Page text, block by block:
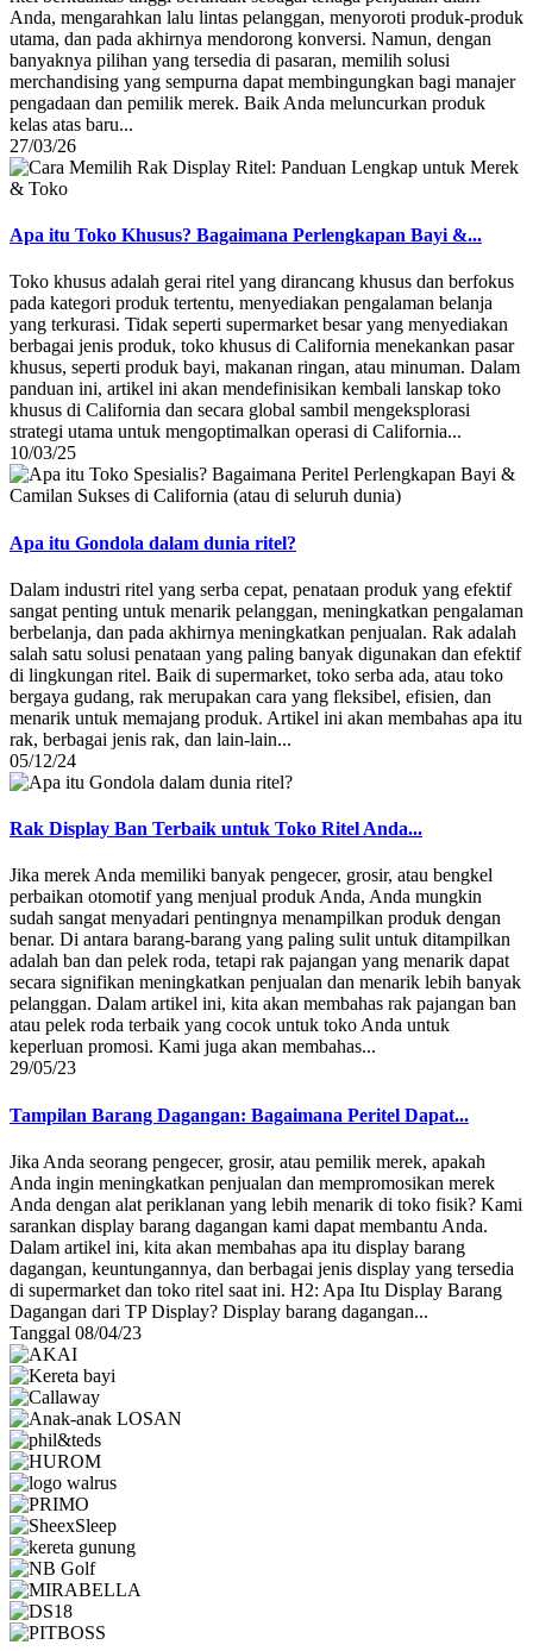
Anda, mengarahkan lalu lintas pelanggan, menyoroti produk-produk
utama, dan pada akhirnya mendorong konversi. Namun, dengan
banyaknya pilihan yang tersedia di pasaran, memilih solusi
merchandising yang sempurna dapat membingungkan bagi manajer
pengadaan dan pemilik merek. Baik Anda meluncurkan produk
kelas atas baru...
27/03/26
Apa itu Toko Khusus? Bagaimana Perlengkapan Bayi &...
Toko khusus adalah gerai ritel yang dirancang khusus dan berfokus
pada kategori produk tertentu, menyediakan pengalaman belanja
yang terkurasi. Tidak seperti supermarket besar yang menyediakan
berbagai jenis produk, toko khusus di California menekankan pasar
khusus, seperti produk bayi, makanan ringan, atau minuman. Dalam
panduan ini, artikel ini akan mendefinisikan kembali lanskap toko
khusus di California dan secara global sambil mengeksplorasi
strategi utama untuk mengoptimalkan operasi di California...
10/03/25
Apa itu Gondola dalam dunia ritel?
Dalam industri ritel yang serba cepat, penataan produk yang efektif
sangat penting untuk menarik pelanggan, meningkatkan pengalaman
berbelanja, dan pada akhirnya meningkatkan penjualan. Rak adalah
salah satu solusi penataan yang paling banyak digunakan dan efektif
di lingkungan ritel. Baik di supermarket, toko serba ada, atau toko
bergaya gudang, rak merupakan cara yang fleksibel, efisien, dan
menarik untuk memajang produk. Artikel ini akan membahas apa itu
rak, berbagai jenis rak, dan lain-lain...
05/12/24
Rak Display Ban Terbaik untuk Toko Ritel Anda...
Jika merek Anda memiliki banyak pengecer, grosir, atau bengkel
perbaikan otomotif yang menjual produk Anda, Anda mungkin
sudah sangat menyadari pentingnya menampilkan produk dengan
benar. Di antara barang-barang yang paling sulit untuk ditampilkan
adalah ban dan pelek roda, tetapi rak pajangan yang menarik dapat
secara signifikan meningkatkan penjualan dan menarik lebih banyak
pelanggan. Dalam artikel ini, kita akan membahas rak pajangan ban
atau pelek roda terbaik yang cocok untuk toko Anda untuk
keperluan promosi. Kami juga akan membahas...
29/05/23
Tampilan Barang Dagangan: Bagaimana Peritel Dapat...
Jika Anda seorang pengecer, grosir, atau pemilik merek, apakah
Anda ingin meningkatkan penjualan dan mempromosikan merek
Anda dengan alat periklanan yang lebih menarik di toko fisik? Kami
sarankan display barang dagangan kami dapat membantu Anda.
Dalam artikel ini, kita akan membahas apa itu display barang
dagangan, keuntungannya, dan berbagai jenis display yang tersedia
di supermarket dan toko ritel saat ini. H2: Apa Itu Display Barang
Dagangan dari TP Display? Display barang dagangan...
Tanggal 08/04/23